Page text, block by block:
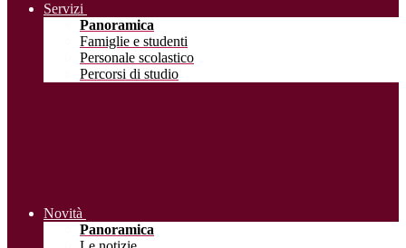
Servizi
Panoramica
Famiglie e studenti
Personale scolastico
Percorsi di studio
Novità
Panoramica